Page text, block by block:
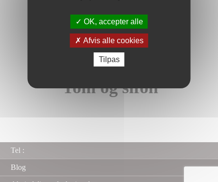
Tom og sifon
Tel :
Blog
OK, accepter alle
Afvis alle cookies
Tilpas